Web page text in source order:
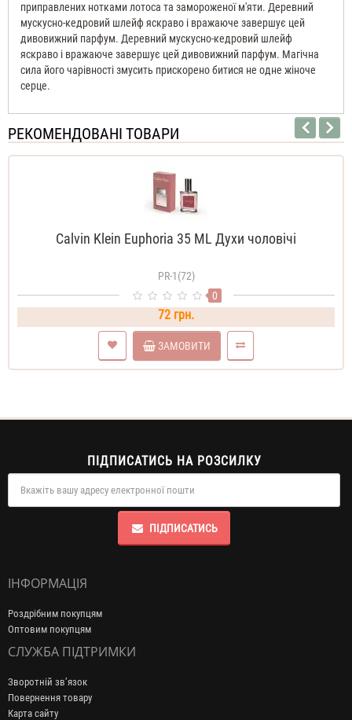
приправлених нотками лотоса та замороженої м'яти. Деревний
мускусно-кедровий шлейф яскраво і вражаюче завершує цей
дивовижний парфум. Деревний мускусно-кедровий шлейф
яскраво і вражаюче завершує цей дивовижний парфум. Магічна
сила його чарівності змусить прискорено битися не одне жіноче
серце.
РЕКОМЕНДОВАНІ ТОВАРИ
Calvin Klein Euphoria 35 ML Духи чоловічі
PR-1(72)
0
72 грн.
ЗАМОВИТИ
ПІДПИСАТИСЬ НА РОЗСИЛКУ
ПІДПИСАТИСЬ
ІНФОРМАЦІЯ
Роздрібним покупцям
Оптовим покупцям
СЛУЖБА ПІДТРИМКИ
Зворотній зв’язок
Повернення товару
Карта сайту